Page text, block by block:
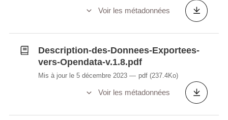
Voir les métadonnées
Description-des-Donnees-Exportees-
vers-Opendata-v.1.8.pdf
Mis à jour le 5 décembre 2023 pdf (237.4Ko)
Voir les métadonnées